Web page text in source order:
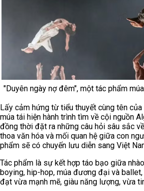
"Duyên ngày nợ đêm", một tác phẩm
Lấy cảm hứng từ tiểu thuyết cùng tên của
múa tái hiện hành trình tìm về cội nguồn
đồng thời đặt ra những câu hỏi sâu sắc
thoa văn hóa và mối quan hệ giữa con
phẩm sẽ có chuyến lưu diễn sang Việt
Tác phẩm là sự kết hợp táo bạo giữa
boying, hip-hop, múa đương đại và
đạt vừa mạnh mẽ, giàu năng lượng, vừa